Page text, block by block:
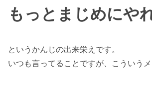
もっとまじめにや
というかんじの出来栄えです。
いつも言ってることですが、こういう